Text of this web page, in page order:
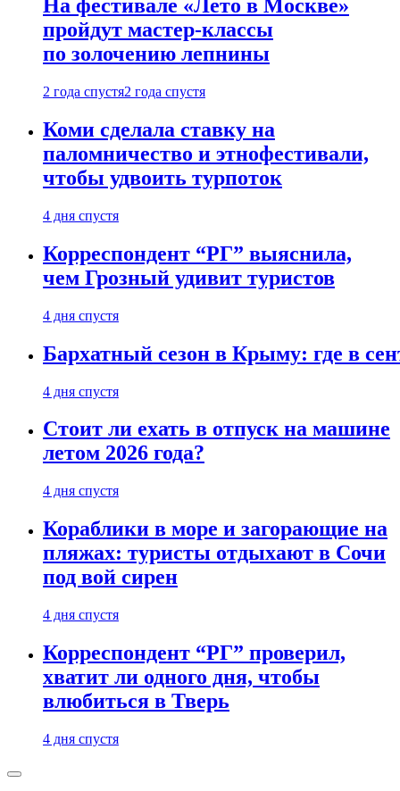
На фестивале «Лето в Москве»
пройдут мастер-классы
по золочению лепнины
2 года спустя2 года спустя
Коми сделала ставку на
паломничество и этнофестивали,
чтобы удвоить турпоток
4 дня спустя
Корреспондент “РГ” выяснила,
чем Грозный удивит туристов
4 дня спустя
Бархатный сезон в Крыму: где в
4 дня спустя
Стоит ли ехать в отпуск на машине
летом 2026 года?
4 дня спустя
Кораблики в море и загорающие на
пляжах: туристы отдыхают в Сочи
под вой сирен
4 дня спустя
Корреспондент “РГ” проверил,
хватит ли одного дня, чтобы
влюбиться в Тверь
4 дня спустя